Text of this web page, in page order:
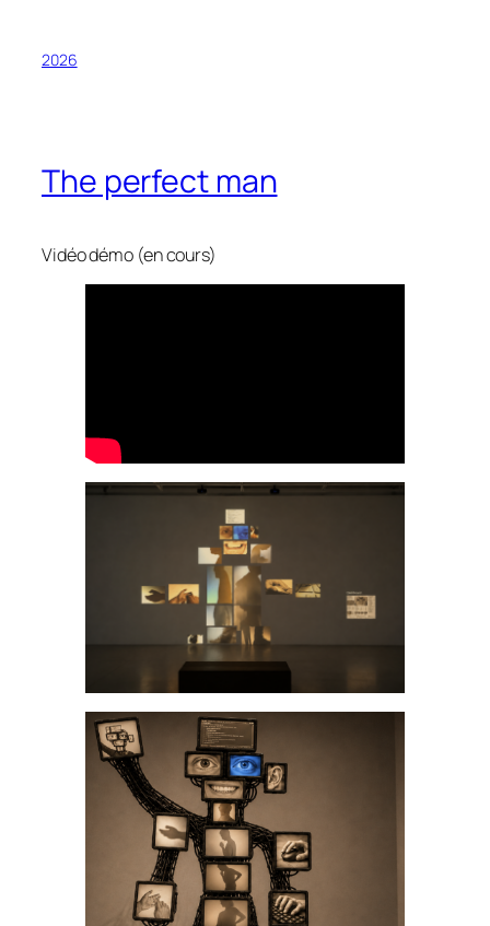
2026
The perfect man
Vidéo démo (en cours)